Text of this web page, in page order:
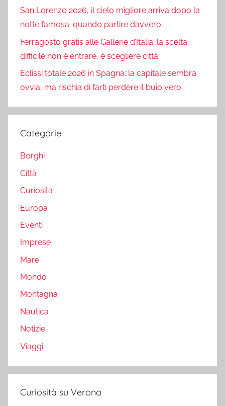
San Lorenzo 2026, il cielo migliore arriva dopo la
notte famosa: quando partire davvero
Ferragosto gratis alle Gallerie d’Italia: la scelta
difficile non è entrare, è scegliere città
Eclissi totale 2026 in Spagna: la capitale sembra
ovvia, ma rischia di farti perdere il buio vero
Categorie
Borghi
Città
Curiosità
Europa
Eventi
Imprese
Mare
Mondo
Montagna
Nautica
Notizie
Viaggi
Curiosità su Verona